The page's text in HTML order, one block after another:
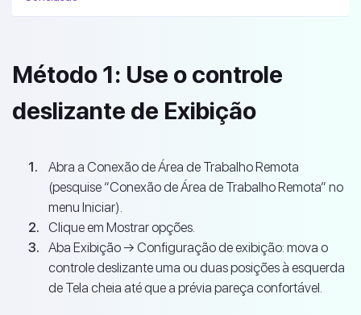
Método 1: Use o controle
deslizante de Exibição
Abra a Conexão de Área de Trabalho Remota
(pesquise “Conexão de Área de Trabalho Remota” no
menu Iniciar).
Clique em Mostrar opções.
Aba Exibição → Configuração de exibição: mova o
controle deslizante uma ou duas posições à esquerda
de Tela cheia até que a prévia pareça confortável.